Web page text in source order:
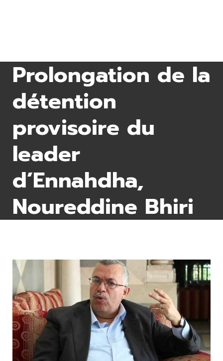
Prolongation de la
détention
provisoire du
leader
d’Ennahdha,
Noureddine Bhiri